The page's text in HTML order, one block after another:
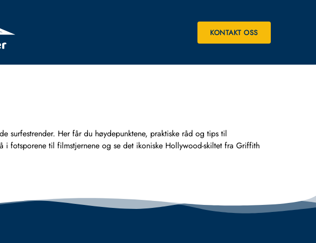
KONTAKT OSS
surfestrender. Her får du høydepunktene, praktiske råd og tips til
fotsporene til filmstjernene og se det ikoniske Hollywood-skiltet fra Griffith